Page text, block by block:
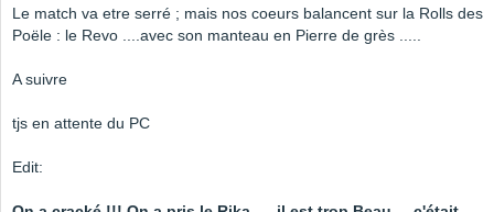
Le match va etre serré ; mais nos coeurs balancent sur la Rolls des
Poële : le Revo ....avec son manteau en Pierre de grès .....
A suivre
tjs en attente du PC
Edit: